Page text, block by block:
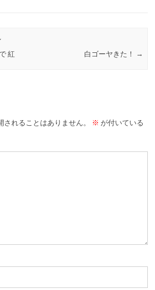
紅 白ゴーヤきた！ →
されることはありません。 ※ が付いている